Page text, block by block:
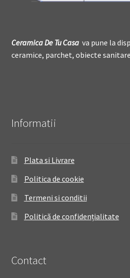
Ceramica DeTu Casava pune la
ceramice, parchet, obiecte
Informatii
Plata si Livrare
Politica de cookie
Termeni si conditii
Politică de confidențialitate
Contact